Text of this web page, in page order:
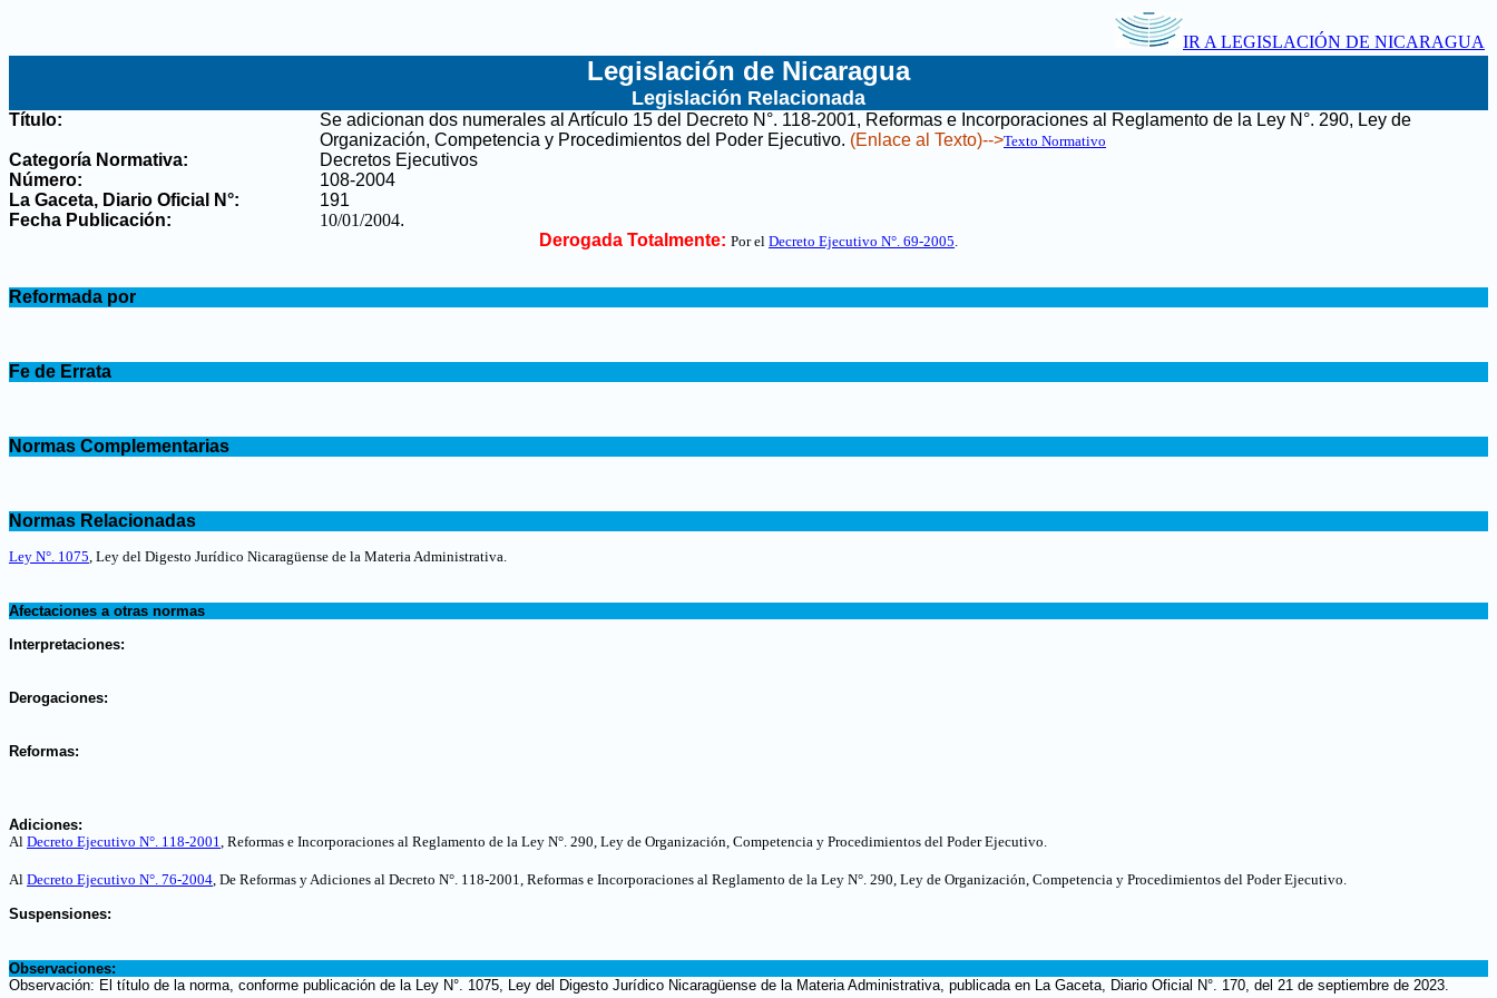
IR A LEGISLACIÓN DE NICARAGUA
Legislación de Nicaragua
Legislación Relacionada
Título:
Se adicionan dos numerales al Artículo 15 del Decreto N°. 118-2001, Reformas e Incorporaciones al Reglamento de la Ley N°. 290, Ley de
Organización, Competencia y Procedimientos del Poder Ejecutivo. (Enlace al Texto)-->Texto Normativo
Categoría Normativa:
Decretos Ejecutivos
Número:
108-2004
La Gaceta, Diario Oficial N°:
191
Fecha Publicación:
10/01/2004.
Derogada Totalmente: Por el Decreto Ejecutivo N°. 69-2005.
Reformada por
Fe de Errata
Normas Complementarias
Normas Relacionadas
Ley N°. 1075, Ley del Digesto Jurídico Nicaragüense de la Materia Administrativa.
Afectaciones a otras normas
Interpretaciones:
Derogaciones:
Reformas:
Adiciones:
Al Decreto Ejecutivo N°. 118-2001, Reformas e Incorporaciones al Reglamento de la Ley N°. 290, Ley de Organización, Competencia y Procedimientos del Poder Ejecutivo.
Al Decreto Ejecutivo N°. 76-2004, De Reformas y Adiciones al Decreto N°. 118-2001, Reformas e Incorporaciones al Reglamento de la Ley N°. 290, Ley de Organización, Competencia y Procedimientos del Poder Ejecutivo.
Suspensiones:
Observaciones:
Observación: El título de la norma, conforme publicación de la Ley N°. 1075, Ley del Digesto Jurídico Nicaragüense de la Materia Administrativa, publicada en La Gaceta, Diario Oficial N°. 170, del 21 de septiembre de 2023.